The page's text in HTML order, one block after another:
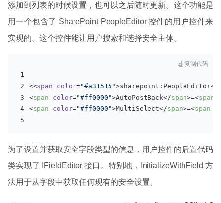
添加到列表的时候设置，也可以之后随时更新。这个功能是
用一个包含了 SharePoint PeopleEditor 控件的用户控件来
实现的。这个控件能让用户搜索和选择安全主体。
 复制代码
<<span color="#a31515">sharepoint:PeopleEditor</
<span color="#ff0000">AutoPostBack</span>=<span
<span color="#ff0000">MultiSelect</span>=<span
为了设置并获取安全字段类型的信息，用户控件的后置代码
类实现了 IFieldEditor 接口。特别地，InitializeWithField 方
法用于从字段中获取任何现有的安全设置。